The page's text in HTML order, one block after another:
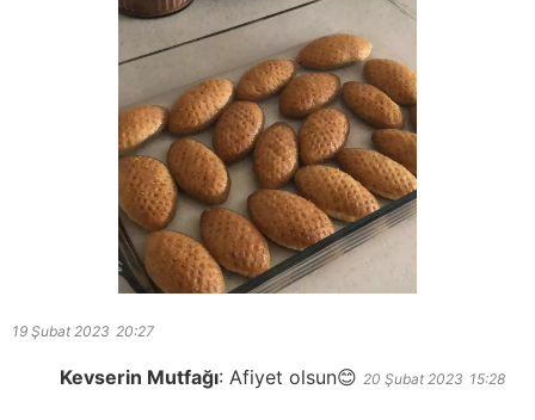
19 Şubat 2023 20:27
Kevserin Mutfağı: Afiyet olsun😊 20 Şubat 2023 15:28